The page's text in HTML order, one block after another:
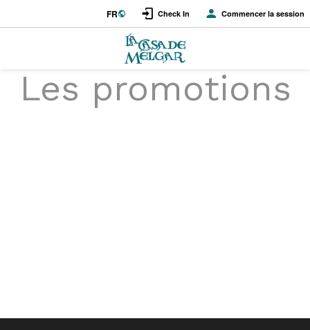
FR Check In Commencer la session
Les promotions